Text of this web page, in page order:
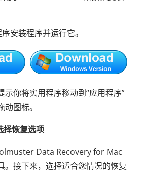
安装程序并运行它。
示你将实用程序移动到“应用程序”
图标。
择恢复选项
Data Recovery for Mac
。接下来，选择适合您情况的恢复